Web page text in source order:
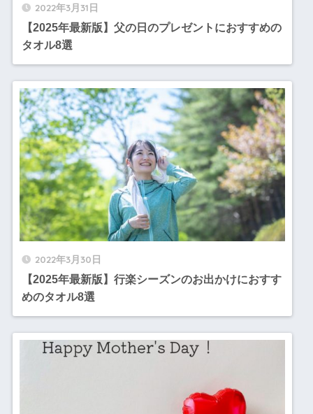
2022年3月31日
【2025年最新版】父の日のプレゼントにおすすめの
タオル8選
2022年3月30日
【2025年最新版】行楽シーズンのお出かけにおすす
めのタオル8選